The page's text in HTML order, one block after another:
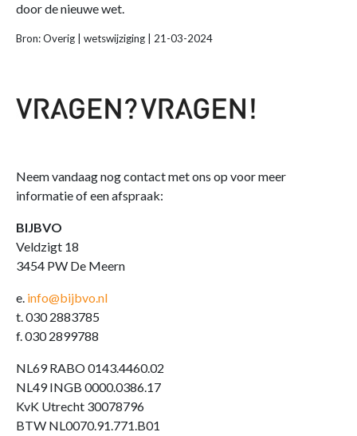
door de nieuwe wet.
Bron: Overig | wetswijziging | 21-03-2024
Neem vandaag nog contact met ons op voor meer
informatie of een afspraak:
BIJBVO
Veldzigt 18
3454 PW De Meern
e. info@bijbvo.nl
t. 030 2883785
f. 030 2899788
NL69 RABO 0143.4460.02
NL49 INGB 0000.0386.17
KvK Utrecht 30078796
BTW NL0070.91.771.B01